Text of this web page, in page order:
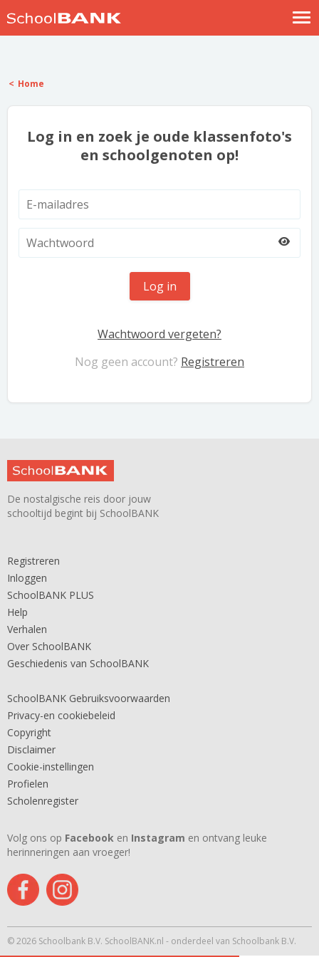
Help
Home
Log in en zoek je oude klassenfoto's
en schoolgenoten op!
Log in
Wachtwoord vergeten?
Nog geen account? Registreren
De nostalgische reis door jouw
schooltijd begint bij SchoolBANK
Registreren
Inloggen
SchoolBANK PLUS
Help
Verhalen
Over SchoolBANK
Geschiedenis van SchoolBANK
SchoolBANK Gebruiksvoorwaarden
Privacy-en cookiebeleid
Copyright
Disclaimer
Cookie-instellingen
Profielen
Scholenregister
Volg ons op Facebook en Instagram en ontvang leuke
herinneringen aan vroeger!
© 2026 Schoolbank B.V. SchoolBANK.nl - onderdeel van Schoolbank B.V.